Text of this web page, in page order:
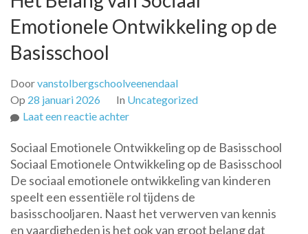
Emotionele Ontwikkeling op de
Basisschool
Doorvanstolbergschoolveenendaal
Op 28 januari 2026 In Uncategorized
Laat een reactie achterop
Belang
van
Sociaal
Emotionele
Ontwikkeling
op
Sociaal Emotionele Ontwikkeling op de Basisschool
Sociaal Emotionele Ontwikkeling op de Basisschool
De sociaal emotionele ontwikkeling van kinderen
speelt een essentiële rol tijdens de
basisschooljaren. Naast het verwerven van kennis
en vaardigheden is het ook van groot belang dat